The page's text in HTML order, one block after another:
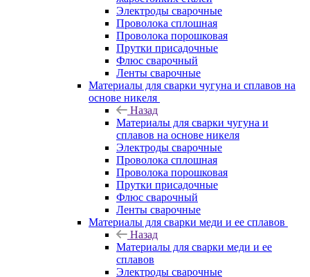
Электроды сварочные
Проволока сплошная
Проволока порошковая
Прутки присадочные
Флюс сварочный
Ленты сварочные
Материалы для сварки чугуна и сплавов на
основе никеля
Назад
Материалы для сварки чугуна и
сплавов на основе никеля
Электроды сварочные
Проволока сплошная
Проволока порошковая
Прутки присадочные
Флюс сварочный
Ленты сварочные
Материалы для сварки меди и ее сплавов
Назад
Материалы для сварки меди и ее
сплавов
Электроды сварочные